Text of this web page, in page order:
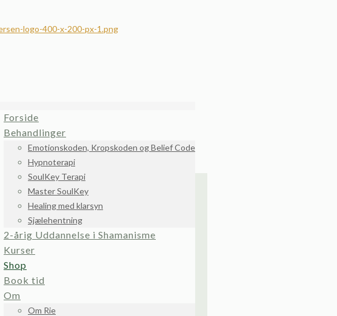
Forside
Behandlinger
Emotionskoden, Kropskoden og Belief Code
Hypnoterapi
SoulKey Terapi
Master SoulKey
Healing med klarsyn
Sjælehentning
2-årig Uddannelse i Shamanisme
Kurser
Shop
Book tid
Om
Om Rie